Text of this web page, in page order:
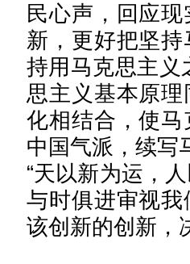
民心声，回应
新，更好把坚
持用马克思主义
思主义基本原
化相结合，使
中国气派，续写
“天以新为运，
与时俱进审视
该创新的创新，